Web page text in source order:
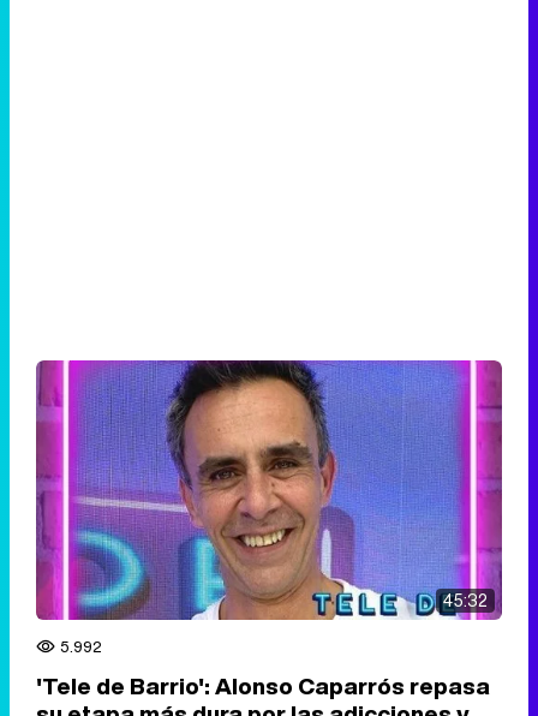
45:32
5.992
'Tele de Barrio': Alonso Caparrós repasa